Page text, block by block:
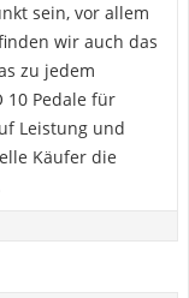
sein, vor allem
wir auch das
zu jedem
10 Pedale für
Leistung und
Käufer die